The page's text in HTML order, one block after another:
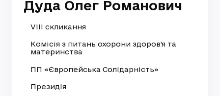
Дуда Олег Романович
VIII скликання
Комісія з питань охорони здоров’я та
материнства
ПП «Європейська Солідарність»
Президія